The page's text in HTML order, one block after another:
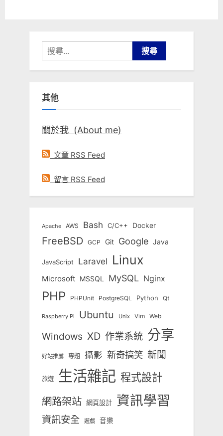
搜
尋
關
字:
其他
關於我 (About me)
文章 RSS Feed
留言 RSS Feed
Apache AWS Bash C/C++ Docker
FreeBSD GCP Git Google Java
JavaScript Laravel Linux
Microsoft MSSQL MySQL Nginx
PHP PHPUnit PostgreSQL Python Qt
Raspberry Pi Ubuntu Unix Vim Web
Windows XD 作業系統 分享
好站推薦 專題 攝影 新奇搞笑 新聞
旅遊 生活雜記 程式設計
網路架站 網頁設計 資訊學習
資訊安全 遊戲 音樂